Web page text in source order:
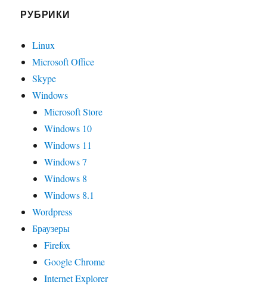
РУБРИКИ
Linux
Microsoft Office
Skype
Windows
Microsoft Store
Windows 10
Windows 11
Windows 7
Windows 8
Windows 8.1
Wordpress
Браузеры
Firefox
Google Chrome
Internet Explorer